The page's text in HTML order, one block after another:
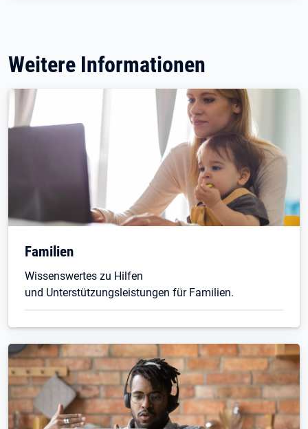
Weitere Informationen
Familien
Wissenswertes zu Hilfen
und Unterstützungsleistungen für Familien.